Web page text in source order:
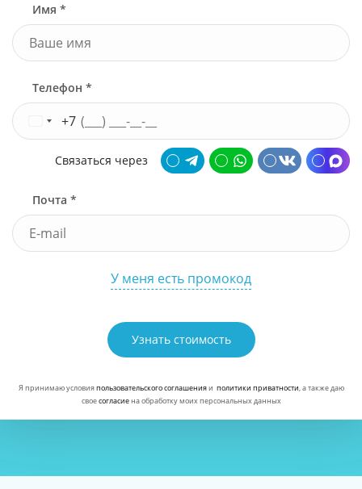
Имя *
Телефон *
+7
Связаться через
Почта *
У меня есть промокод
Узнать стоимость
Я принимаю условияпользовательского соглашенияи политики приватности, а также даю
своесогласиена обработку моих персональных данных